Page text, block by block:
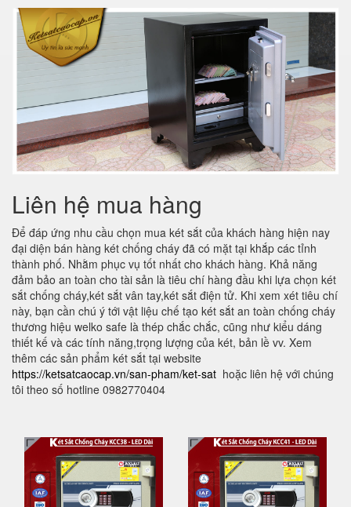
Liên hệ mua hàng
Để đáp ứng nhu cầu chọn mua két sắt của khách hàng hiện nay
đại diện bán hàng két chống cháy đã có mặt tại khắp các tỉnh
thành phố. Nhằm phục vụ tốt nhất cho khách hàng. Khả năng
đảm bảo an toàn cho tài sản là tiêu chí hàng đầu khi lựa chọn két
sắt chống cháy,két sắt vân tay,két sắt điện tử. Khi xem xét tiêu chí
này, bạn cần chú ý tới vật liệu chế tạo két sắt an toàn chống cháy
thương hiệu welko safe là thép chắc chắc, cũng như kiểu dáng
thiết kế và các tính năng,trọng lượng của két, bản lề vv. Xem
thêm các sản phẩm két sắt tại website
https://ketsatcaocap.vn/san-pham/ket-sat hoặc liên hệ với chúng
tôi theo số hotline 0982770404